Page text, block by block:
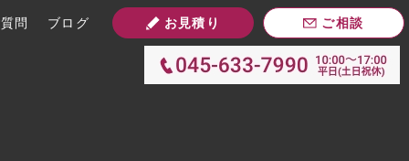
問 ブログ お見積り ご相談